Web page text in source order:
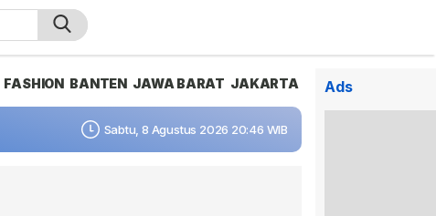
FASHION BANTEN JAWA BARAT JAKARTA
Sabtu, 8 Agustus 2026 20:46 WIB
Ads